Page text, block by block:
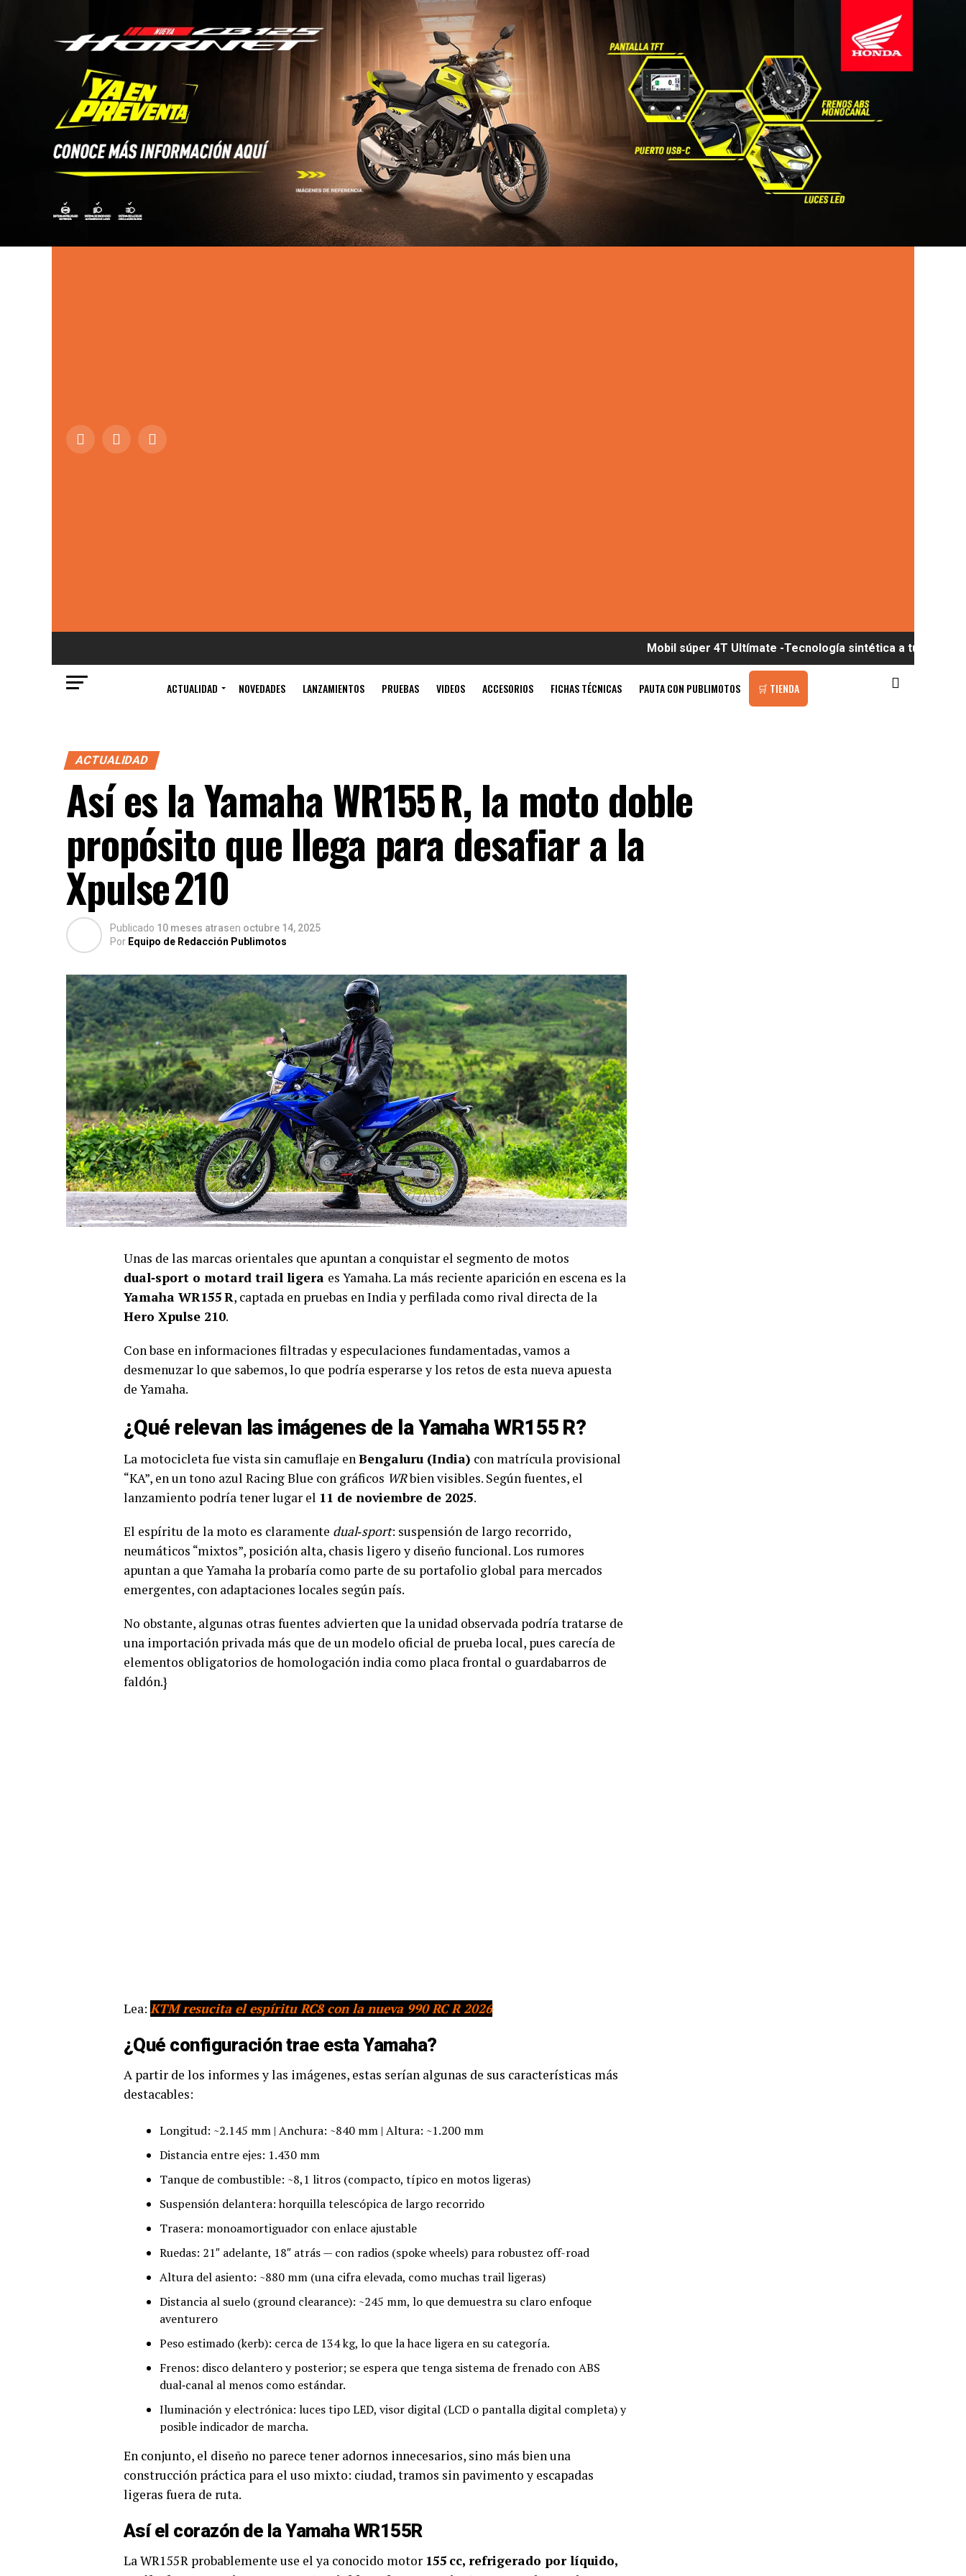
Mobil súper 4T Ultímate -Tecnología sintética a tu alcance
ACTUALIDAD NOVEDADES LANZAMIENTOS PRUEBAS VIDEOS ACCESORIOS FICHAS TÉCNICAS PAUTA CON PUBLIMOTOS 🛒 TIENDA
ACTUALIDAD
Así es la Yamaha WR155 R, la moto doble
propósito que llega para desafiar a la
Xpulse 210
Publicado 10 meses atrasen octubre 14, 2025
Por Equipo de Redacción Publimotos
Unas de las marcas orientales que apuntan a conquistar el segmento de motos
dual‑sport o motard trail ligera es Yamaha. La más reciente aparición en escena es la
Yamaha WR155 R, captada en pruebas en India y perfilada como rival directa de la
Hero Xpulse 210.
Con base en informaciones filtradas y especulaciones fundamentadas, vamos a
desmenuzar lo que sabemos, lo que podría esperarse y los retos de esta nueva apuesta
de Yamaha.
¿Qué relevan las imágenes de la Yamaha WR155 R?
La motocicleta fue vista sin camuflaje enBengaluru (India) con matrícula provisional
“KA”, en un tono azul Racing Blue con gráficos WRbien visibles. Según fuentes, el
lanzamiento podría tener lugar el 11 de noviembre de 2025.
El espíritu de la moto es claramente dual‑sport: suspensión de largo recorrido,
neumáticos “mixtos”, posición alta, chasis ligero y diseño funcional. Los rumores
apuntan a que Yamaha la probaría como parte de su portafolio global para mercados
emergentes, con adaptaciones locales según país.
No obstante, algunas otras fuentes advierten que la unidad observada podría tratarse de
una importación privada más que de un modelo oficial de prueba local, pues carecía de
elementos obligatorios de homologación india como placa frontal o guardabarros de
faldón.}
Lea: KTM resucita el espíritu RC8 con la nueva 990 RC R 2026
¿Qué configuración trae esta Yamaha?
A partir de los informes y las imágenes, estas serían algunas de sus características más
destacables:
Longitud: ~2.145 mm | Anchura: ~840 mm | Altura: ~1.200 mm
Distancia entre ejes: 1.430 mm
Tanque de combustible: ~8,1 litros (compacto, típico en motos ligeras)
Suspensión delantera: horquilla telescópica de largo recorrido
Trasera: monoamortiguador con enlace ajustable
Ruedas: 21″ adelante, 18″ atrás — con radios (spoke wheels) para robustez off-road
Altura del asiento: ~880 mm (una cifra elevada, como muchas trail ligeras)
Distancia al suelo (ground clearance): ~245 mm, lo que demuestra su claro enfoque
aventurero
Peso estimado (kerb): cerca de 134 kg, lo que la hace ligera en su categoría.
Frenos: disco delantero y posterior; se espera que tenga sistema de frenado con ABS
dual‑canal al menos como estándar.
Iluminación y electrónica: luces tipo LED, visor digital (LCD o pantalla digital completa) y
posible indicador de marcha.
En conjunto, el diseño no parece tener adornos innecesarios, sino más bien una
construcción práctica para el uso mixto: ciudad, tramos sin pavimento y escapadas
ligeras fuera de ruta.
Así el corazón de la Yamaha WR155R
La WR155 R probablemente use el ya conocido motor 155 cc, refrigerado por líquido,